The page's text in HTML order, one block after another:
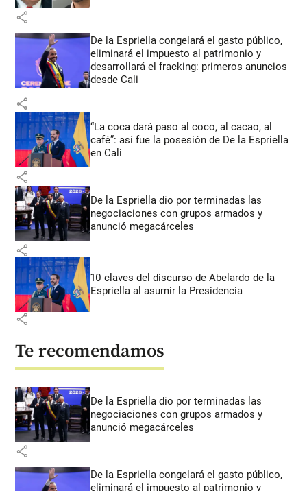
share
De la Espriella congelará el gasto público,
eliminará el impuesto al patrimonio y
desarrollará el fracking: primeros anuncios
desde Cali
share
“La coca dará paso al coco, al cacao, al
café”: así fue la posesión de De la Espriella
en Cali
share
De la Espriella dio por terminadas las
negociaciones con grupos armados y
anunció megacárceles
share
10 claves del discurso de Abelardo de la
Espriella al asumir la Presidencia
share
Te recomendamos
De la Espriella dio por terminadas las
negociaciones con grupos armados y
anunció megacárceles
share
De la Espriella congelará el gasto público,
eliminará el impuesto al patrimonio y